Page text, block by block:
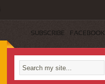
SUBSCRIBE FACEBOOK